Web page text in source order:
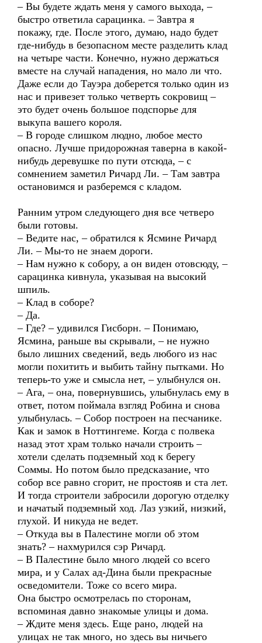
– Вы будете ждать меня у самого выхода, –
быстро ответила сарацинка. – Завтра я
покажу, где. После этого, думаю, надо будет
где-нибудь в безопасном месте разделить клад
на четыре части. Конечно, нужно держаться
вместе на случай нападения, но мало ли что.
Даже если до Тауэра доберется только один из
нас и привезет только четверть сокровищ –
это будет очень большое подспорье для
выкупа вашего короля.
– В городе слишком людно, любое место
опасно. Лучше придорожная таверна в какой-
нибудь деревушке по пути отсюда, – с
сомнением заметил Ричард Ли. – Там завтра
остановимся и разберемся с кладом.
Ранним утром следующего дня все четверо
были готовы.
– Ведите нас, – обратился к Ясмине Ричард
Ли. – Мы-то не знаем дороги.
– Нам нужно к собору, а он виден отовсюду, –
сарацинка кивнула, указывая на высокий
шпиль.
– Клад в соборе?
– Да.
– Где? – удивился Гисборн. – Понимаю,
Ясмина, раньше вы скрывали, – не нужно
было лишних сведений, ведь любого из нас
могли похитить и выбить тайну пытками. Но
теперь-то уже и смысла нет, – улыбнулся он.
– Ага, – она, повернувшись, улыбнулась ему в
ответ, потом поймала взгляд Робина и снова
улыбнулась. – Собор построен на песчанике.
Как и замок в Ноттингеме. Когда с полвека
назад этот храм только начали строить –
хотели сделать подземный ход к берегу
Соммы. Но потом было предсказание, что
собор все равно сгорит, не простояв и ста лет.
И тогда строители забросили дорогую отделку
и начатый подземный ход. Лаз узкий, низкий,
глухой. И никуда не ведет.
– Откуда вы в Палестине могли об этом
знать? – нахмурился сэр Ричард.
– В Палестине было много людей со всего
мира, и у Салах ад-Дина были прекрасные
осведомители. Тоже со всего мира.
Она быстро осмотрелась по сторонам,
вспоминая давно знакомые улицы и дома.
– Ждите меня здесь. Еще рано, людей на
улицах не так много, но здесь вы ничьего